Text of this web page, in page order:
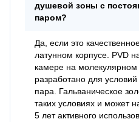
душевой зоны с
паром?
Да, если это
латунном корпусе. PVD
камере на
разработано для
пара. Гальваническое
таких условиях и может
5 лет активного